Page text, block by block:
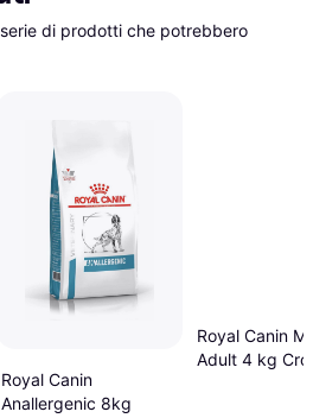
di prodotti che potrebbero
Royal Canin
Anallergenic 8kg
Royal Canin
Adult 4 kg